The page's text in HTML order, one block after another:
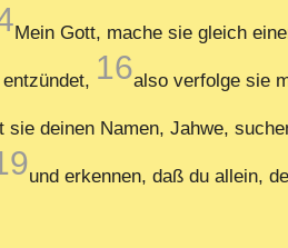
Mein Gott, mache sie gleich
16also verfolge sie
deinen Namen, Jahwe,
und erkennen, daß du allein,